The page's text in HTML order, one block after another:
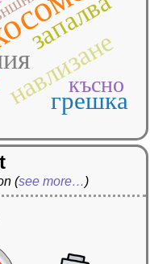
запалва
навлизане
грешка
късно
(see more…)